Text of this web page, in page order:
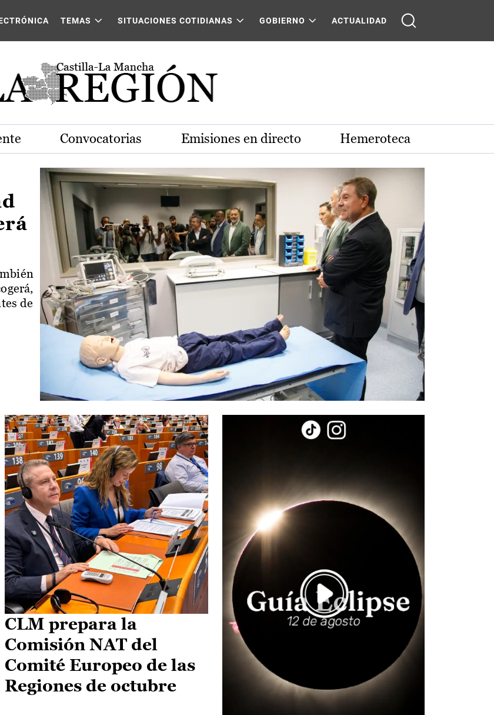
La Mancha
TEMAS SITUACIONES COTIDIANAS GOBIERNO ACTUALIDAD
Convocatorias Emisiones en directo Hemeroteca
de
CLM prepara la
Comisión NAT del
Comité Europeo de las
Regiones de octubre